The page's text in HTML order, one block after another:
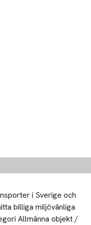
i Sverige och
billiga miljövänliga
Allmänna objekt /